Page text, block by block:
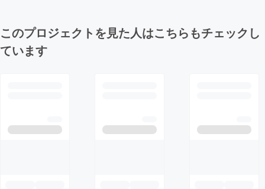
このプロジェクトを見た人はこちらもチェックし
ています